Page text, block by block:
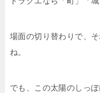
場面の切り替わりで、
ね。
でも、この太陽のしっぽ